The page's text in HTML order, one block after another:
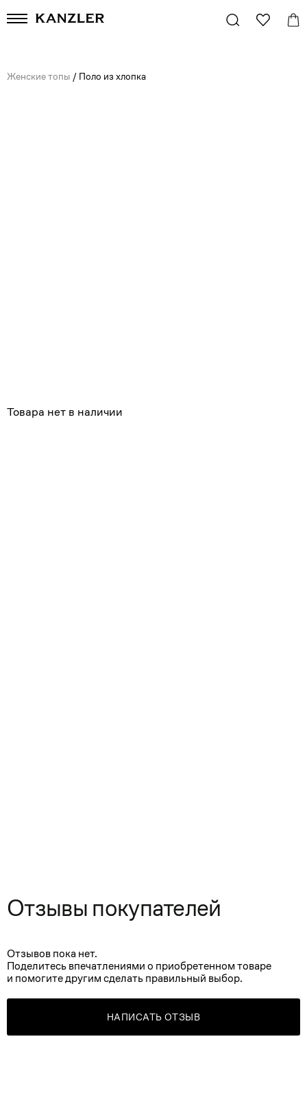
Женские топы / Поло из хлопка
Товара нет в наличии
Отзывы покупателей
Отзывов пока нет.
Поделитесь впечатлениями о приобретенном товаре
и помогите другим сделать правильный выбор.
НАПИСАТЬ ОТЗЫВ